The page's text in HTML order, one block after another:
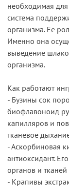
необходимая для
система
организма. Ее
Именно она
выведение
организма.
Как работают
- Бузины сок
биофлавоноид
капилляров и
тканевое
- Аскорбиновая
антиоксидант.
органов и
- Крапивы